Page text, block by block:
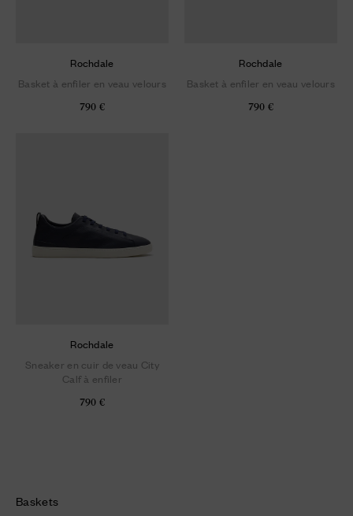
Rochdale
Basket à enfiler en veau velours
790 €
Rochdale
Basket à enfiler en veau velours
790 €
Rochdale
Sneaker en cuir de veau City
Calf à enfiler
790 €
Baskets